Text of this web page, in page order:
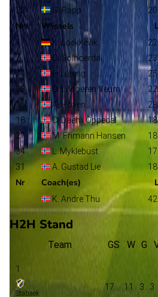
20
G. Rapp 20
Nr Wissels
1 K. Loekkevik 22
7
O. Solnoerdal 23
14
E. Lereng 25
15
O. Lilleoeren Veum 22
16
A. Hoven 28
18
O. Daehli Oppedal 18
27
M. Frimann Hansen 18
34
L. Myklebust 17
31
A. Gustad Lie 18
Nr Coach(es)
K. Andre Thu 42
H2H Stand
Team GS W G
1
Stabaek
17 11 3 3